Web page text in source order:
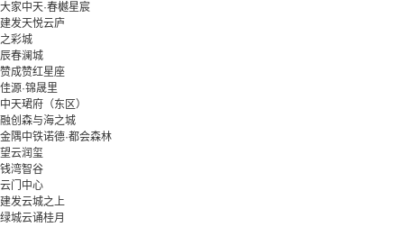
大家中天·春樾星宸
建发天悦云庐
之彩城
辰春澜城
赞成赞红星座
佳源·锦晟里
中天珺府（东区）
融创森与海之城
金隅中铁诺德·都会森林
望云润玺
钱湾智谷
云门中心
建发云城之上
绿城云诵桂月